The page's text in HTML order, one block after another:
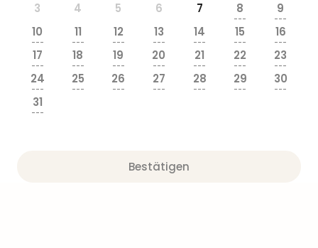
3
4 5 6 7 8
---
9
---
10
---
11
---
12
---
13
---
14
---
15
---
16
---
17
---
18
---
19
---
20
---
21
---
22
---
23
---
24
---
25
---
26
---
27
---
28
---
29
---
30
---
31
---
Bestätigen